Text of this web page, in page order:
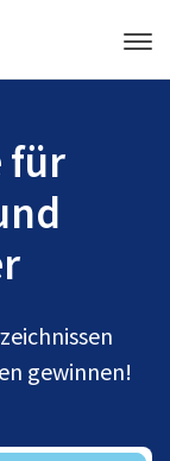
für
gewinnen!